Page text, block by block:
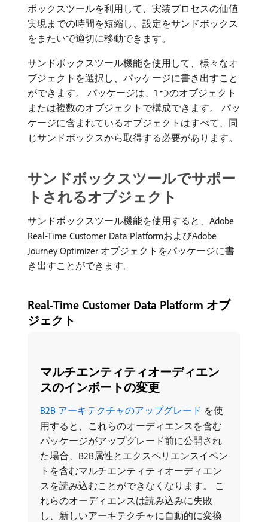
ボックスツールを利用して、実装プロセスの価値
実現までの時間を短縮し、設定をサンドボックス
をまたいで適切に移動できます。
サンドボックスツール機能を使用して、様々なオ
ブジェクトを選択し、パッケージに書き出すこと
ができます。 パッケージは、1 つのオブジェクト
または複数のオブジェクトで構成できます。 パッ
ケージに含まれているオブジェクトはすべて、同
じサンドボックスから取得する必要があります。
サンドボックスツールでサポー
トされるオブジェクト
サンドボックスツール機能を使用すると、Adobe
Real-Time Customer Data PlatformおよびAdobe
Journey Optimizer オブジェクトをパッケージに書
き出すことができます。
Real-Time Customer Data Platform オブ
ジェクト
マルチエンティティオーディエン
スのインポートの変更
B2B アーキテクチャのアップグレード ​ を使
用すると、これらのオーディエンスを含む
パッケージがアップグレード前に公開され
た場合、B2B属性とエクスペリエンスイベン
トを含むマルチエンティティオーディエン
スを読み込むことができなくなります。 こ
れらのオーディエンスは読み込みに失敗
し、新しいアーキテクチャに自動的に変換